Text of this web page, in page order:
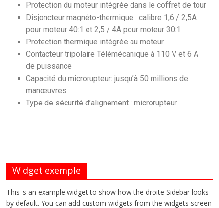
Protection du moteur intégrée dans le coffret de tour
Disjoncteur magnéto-thermique : calibre 1,6 / 2,5A
pour moteur 40:1 et 2,5 / 4A pour moteur 30:1
Protection thermique intégrée au moteur
Contacteur tripolaire Télémécanique à 110 V et 6 A
de puissance
Capacité du microrupteur: jusqu’à 50 millions de
manœuvres
Type de sécurité d’alignement : microrupteur
Widget exemple
This is an example widget to show how the droite Sidebar looks
by default. You can add custom widgets from the widgets screen